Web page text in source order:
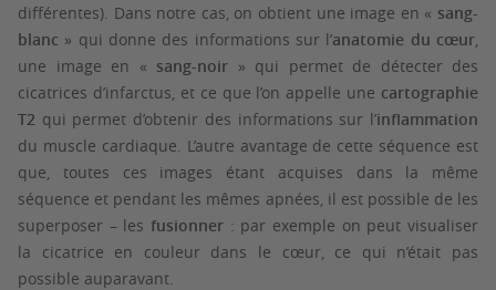
différentes). Dans notre cas, on obtient une image en « sang-
blanc » qui donne des informations sur l’anatomie du cœur,
une image en « sang-noir » qui permet de détecter des
cicatrices d’infarctus, et ce que l’on appelle une cartographie
T2 qui permet d’obtenir des informations sur l’inflammation
du muscle cardiaque. L’autre avantage de cette séquence est
que, toutes ces images étant acquises dans la même
séquence et pendant les mêmes apnées, il est possible de les
superposer – les fusionner : par exemple on peut visualiser
la cicatrice en couleur dans le cœur, ce qui n’était pas
possible auparavant.